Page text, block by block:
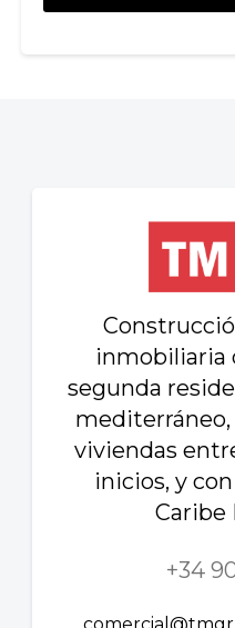
inmobiliaria
segunda
mediterráneo,
viviendas
inicios, y
Caribe
+34